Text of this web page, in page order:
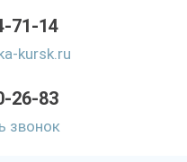
71-14
kursk.ru
26-83
звонок